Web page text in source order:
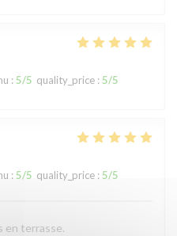
: 5/5 quality_price : 5/5
: 5/5 quality_price : 5/5
en terrasse.